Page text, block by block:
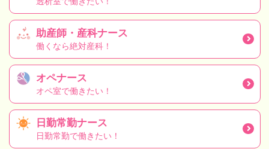
助産師・産科ナース
働くなら絶対産科！
オペナース
オペ室で働きたい！
日勤常勤ナース
日勤常勤で働きたい！